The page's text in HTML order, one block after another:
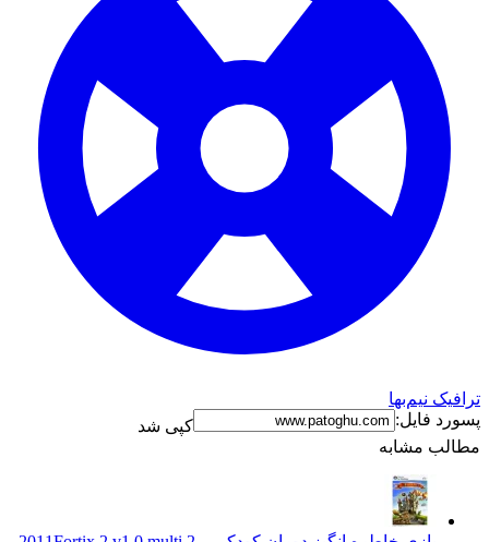
ترافیک نیم‌بها
پسورد فایل:
کپی شد
مطالب مشابه